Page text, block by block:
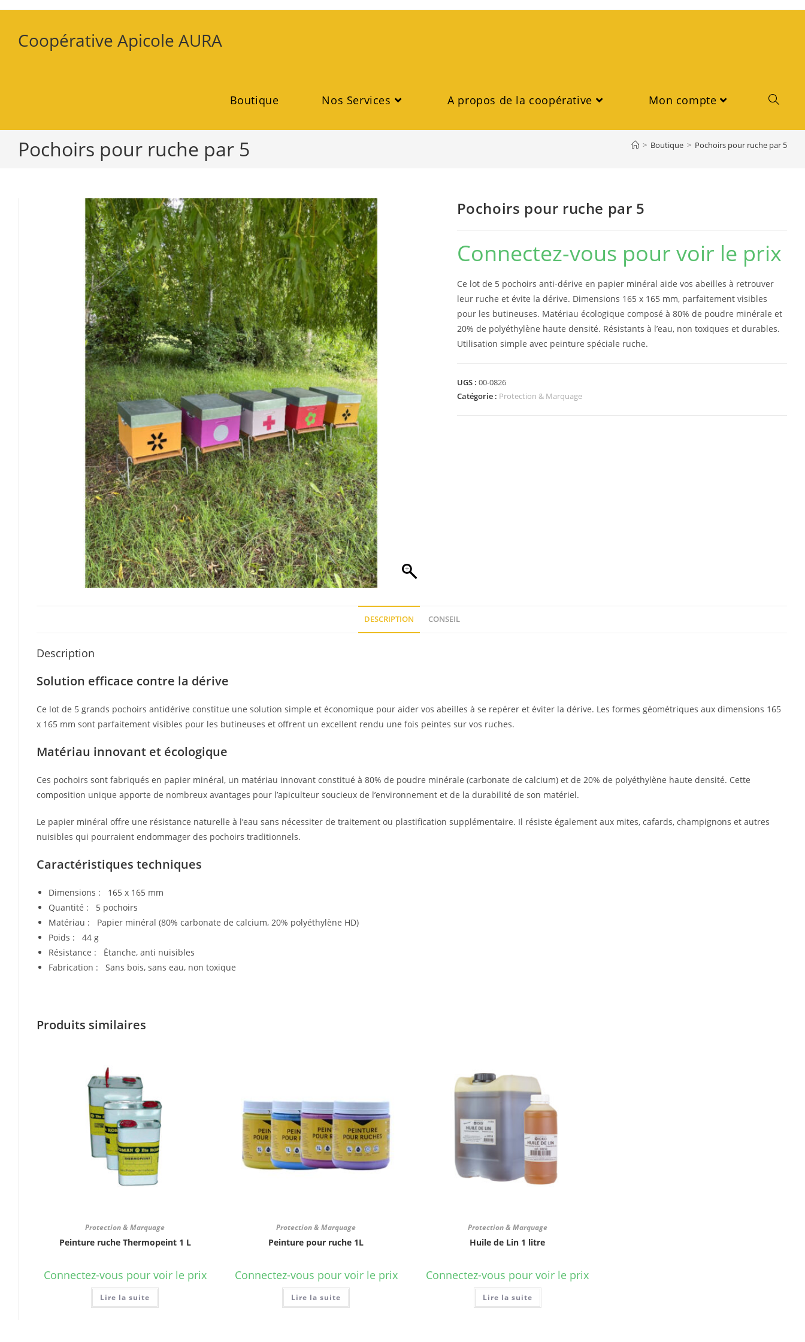
Coopérative Apicole AURA
Boutique Nos Services A propos de la coopérative Mon compte
Pochoirs pour ruche par 5 > Boutique > Pochoirs pour ruche par 5
Pochoirs pour ruche par 5
Connectez-vous pour voir le prix
Ce lot de 5 pochoirs anti-dérive en papier minéral aide vos abeilles à retrouver
leur ruche et évite la dérive. Dimensions 165 x 165 mm, parfaitement visibles
pour les butineuses. Matériau écologique composé à 80% de poudre minérale et
20% de polyéthylène haute densité. Résistants à l’eau, non toxiques et durables.
Utilisation simple avec peinture spéciale ruche.
UGS : 00-0826
Catégorie : Protection & Marquage
DESCRIPTION CONSEIL
Description
Solution efficace contre la dérive
Ce lot de 5 grands pochoirs antidérive constitue une solution simple et économique pour aider vos abeilles à se repérer et éviter la dérive. Les formes géométriques aux dimensions 165
x 165 mm sont parfaitement visibles pour les butineuses et offrent un excellent rendu une fois peintes sur vos ruches.
Matériau innovant et écologique
Ces pochoirs sont fabriqués en papier minéral, un matériau innovant constitué à 80% de poudre minérale (carbonate de calcium) et de 20% de polyéthylène haute densité. Cette
composition unique apporte de nombreux avantages pour l’apiculteur soucieux de l’environnement et de la durabilité de son matériel.
Le papier minéral offre une résistance naturelle à l’eau sans nécessiter de traitement ou plastification supplémentaire. Il résiste également aux mites, cafards, champignons et autres
nuisibles qui pourraient endommager des pochoirs traditionnels.
Caractéristiques techniques
Dimensions : 165 x 165 mm
Quantité : 5 pochoirs
Matériau : Papier minéral (80% carbonate de calcium, 20% polyéthylène HD)
Poids : 44 g
Résistance : Étanche, anti nuisibles
Fabrication : Sans bois, sans eau, non toxique
Produits similaires
Protection & Marquage
Peinture ruche Thermopeint 1 L
Connectez-vous pour voir le prix
Lire la suite
Protection & Marquage
Peinture pour ruche 1L
Connectez-vous pour voir le prix
Lire la suite
Protection & Marquage
Huile de Lin 1 litre
Connectez-vous pour voir le prix
Lire la suite